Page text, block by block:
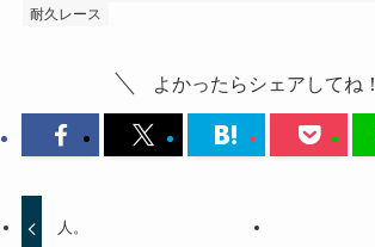
耐久レース
よかったらシェアしてね！
人。